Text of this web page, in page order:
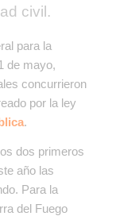
civil.
para la
de mayo,
concurrieron
por la ley
.
dos primeros
año las
Para la
del Fuego